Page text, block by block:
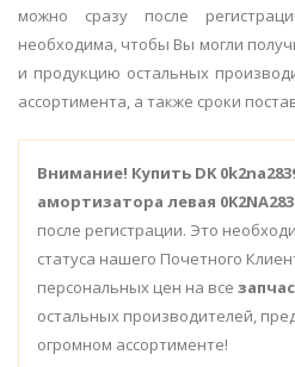
можно сразу после
необходима, чтобы Вы могли
и продукцию остальных
ассортимента, а также сроки
Внимание! Купить DK
амортизатора левая
после регистрации. Это
статуса нашего Почетного
персональных цен на все
остальных производителей,
огромном ассортименте!